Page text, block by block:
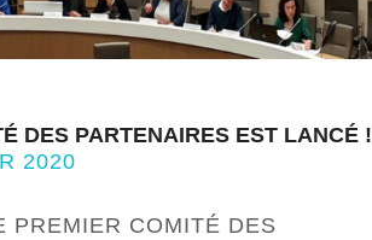
DES PARTENAIRES EST LANCÉ !
2020
PREMIER COMITÉ DES